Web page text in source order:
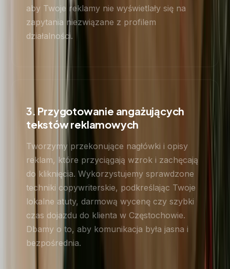
aby Twoje reklamy nie wyświetlały się na
zapytania niezwiązane z profilem
działalności.
3. Przygotowanie angażujących
tekstów reklamowych
Tworzymy przekonujące nagłówki i opisy
reklam, które przyciągają wzrok i zachęcają
do kliknięcia. Wykorzystujemy sprawdzone
techniki copywriterskie, podkreślając Twoje
lokalne atuty, darmową wycenę czy szybki
czas dojazdu do klienta w Częstochowie.
Dbamy o to, aby komunikacja była jasna i
bezpośrednia.